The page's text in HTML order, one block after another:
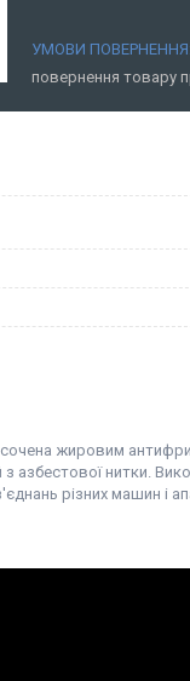
повернення товару
жировим
з азбестової нитки.
різних машин і